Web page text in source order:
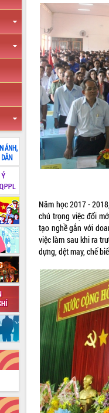
Năm học 2017 -
chú trọng việc đổi
tạo nghề gắn với
việc làm sau khi ra
dựng, dệt may, chế